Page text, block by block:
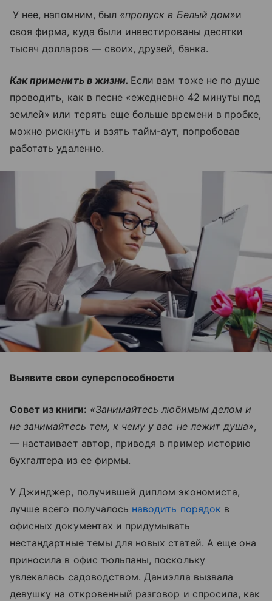
У нее, напомним, был «пропуск в Белый дом»и
своя фирма, куда были инвестированы десятки
тысяч долларов — своих, друзей, банка.
Как применить в жизни. Если вам тоже не по душе
проводить, как в песне «ежедневно 42 минуты под
землей» или терять еще больше времени в пробке,
можно рискнуть и взять тайм-аут, попробовав
работать удаленно.
Выявите свои суперспособности
Совет из книги: «Занимайтесь любимым делом и
не занимайтесь тем, к чему у вас не лежит душа»,
— настаивает автор, приводя в пример историю
бухгалтера из ее фирмы.
У Джинджер, получившей диплом экономиста,
лучше всего получалось наводить порядок в
офисных документах и придумывать
нестандартные темы для новых статей. А еще она
приносила в офис тюльпаны, поскольку
увлекалась садоводством. Даниэлла вызвала
девушку на откровенный разговор и спросила, как